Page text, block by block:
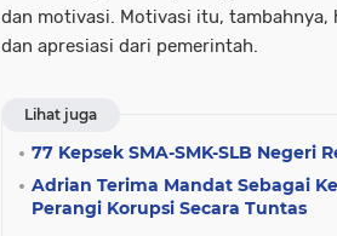
dan motivasi. Motivasi itu,
dan apresiasi dari pemerintah.
Lihat juga
77 Kepsek SMA-SMK-SLB Negeri
Adrian Terima Mandat Sebagai
Perangi Korupsi Secara Tuntas